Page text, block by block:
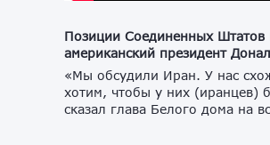
Позиции Соединенных Штатов
американский президент
«Мы обсудили Иран. У нас
хотим, чтобы у них
сказал глава Белого дома на